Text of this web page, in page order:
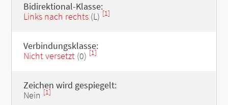
Bidirektional-Klasse:
Links nach rechts(L) [1]
Verbindungsklasse:
Nicht versetzt(0) [1]
Zeichen wird gespiegelt:
Nein [1]